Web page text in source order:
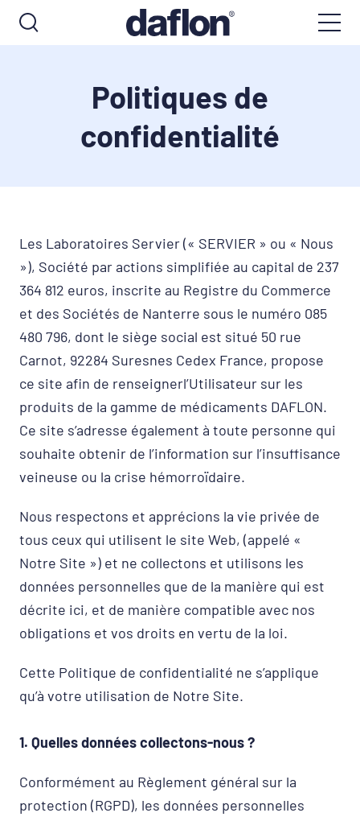
Politiques de
confidentialité
Les Laboratoires Servier (« SERVIER » ou « Nous
»), Société par actions simplifiée au capital de 237
364 812 euros, inscrite au Registre du Commerce
et des Sociétés de Nanterre sous le numéro 085
480 796, dont le siège social est situé 50 rue
Carnot, 92284 Suresnes Cedex France, propose
ce site afin de renseignerl’Utilisateur sur les
produits de la gamme de médicaments DAFLON.
Ce site s’adresse également à toute personne qui
souhaite obtenir de l’information sur l’insuffisance
veineuse ou la crise hémorroïdaire.
Nous respectons et apprécions la vie privée de
tous ceux qui utilisent le site Web, (appelé «
Notre Site ») et ne collectons et utilisons les
données personnelles que de la manière qui est
décrite ici, et de manière compatible avec nos
obligations et vos droits en vertu de la loi.
Cette Politique de confidentialité ne s’applique
qu’à votre utilisation de Notre Site.
1. Quelles données collectons-nous ?
Conformément au Règlement général sur la
protection (RGPD), les données personnelles